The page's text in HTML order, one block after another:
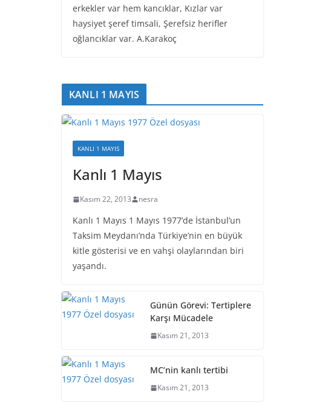
erkekler var hem kancıklar, Kızlar var
haysiyet şeref timsali, Şerefsiz herifler
oğlancıklar var. A.Karakoç
KANLI 1 MAYIS
KANLI 1 MAYIS
Kanlı 1 Mayıs
Kasım 22, 2013 nesra
Kanlı 1 Mayıs 1 Mayıs 1977’de İstanbul’un
Taksim Meydanı’nda Türkiye’nin en büyük
kitle gösterisi ve en vahşi olaylarından biri
yaşandı.
Günün Görevi: Tertiplere
Karşı Mücadele
Kasım 21, 2013
MC’nin kanlı tertibi
Kasım 21, 2013